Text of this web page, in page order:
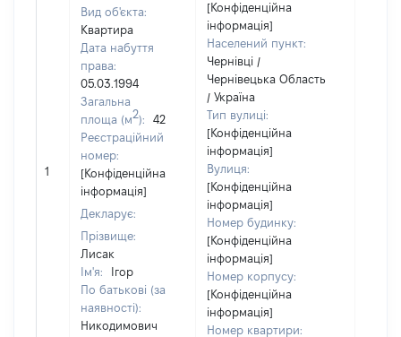
1
Вид об'єкта:
Квартира
Дата набуття
права:
05.03.1994
Загальна
площа (м2):
42
Реєстраційний
номер:
[Конфіденційна
інформація]
Декларує:
Прізвище:
Лисак
Ім'я:
Ігор
По батькові (за
наявності):
Никодимович
[Конфіденційна
інформація]
Населений пункт:
Чернівці /
Чернівецька Область
/ Україна
Тип вулиці:
[Конфіденційна
інформація]
Вулиця:
[Конфіденційна
інформація]
Номер будинку:
[Конфіденційна
інформація]
Номер корпусу:
[Конфіденційна
інформація]
Номер квартири: